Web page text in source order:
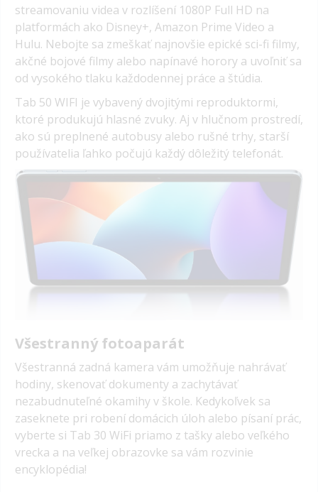
streamovaniu videa v rozlíšení 1080P Full HD na
platformách ako Disney+, Amazon Prime Video a
Hulu. Nebojte sa zmeškať najnovšie epické sci-fi filmy,
akčné bojové filmy alebo napínavé horory a uvoľniť sa
od vysokého tlaku každodennej práce a štúdia.
Tab 50 WIFI je vybavený dvojitými reproduktormi,
ktoré produkujú hlasné zvuky. Aj v hlučnom prostredí,
ako sú preplnené autobusy alebo rušné trhy, starší
používatelia ľahko počujú každý dôležitý telefonát.
Všestranný fotoaparát
Všestranná zadná kamera vám umožňuje nahrávať
hodiny, skenovať dokumenty a zachytávať
nezabudnuteľné okamihy v škole. Kedykoľvek sa
zaseknete pri robení domácich úloh alebo písaní prác,
vyberte si Tab 30 WiFi priamo z tašky alebo veľkého
vrecka a na veľkej obrazovke sa vám rozvinie
encyklopédia!